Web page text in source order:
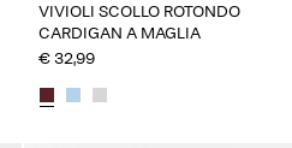
VIVIOLI SCOLLO ROTONDO
CARDIGAN A MAGLIA
€ 32,99